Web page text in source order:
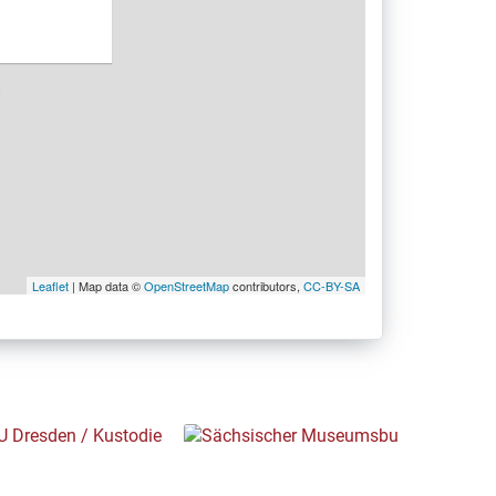
Leaflet | Map data ©OpenStreetMapcontributors, CC-BY-SA